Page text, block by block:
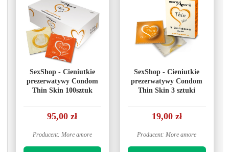
SexShop - Cieniutkie
prezerwatywy Condom
Thin Skin 100sztuk
95,00 zł
Producent: More amore
SexShop - Cieniutkie
prezerwatywy Condom
Thin Skin 3 sztuki
19,00 zł
Producent: More amore